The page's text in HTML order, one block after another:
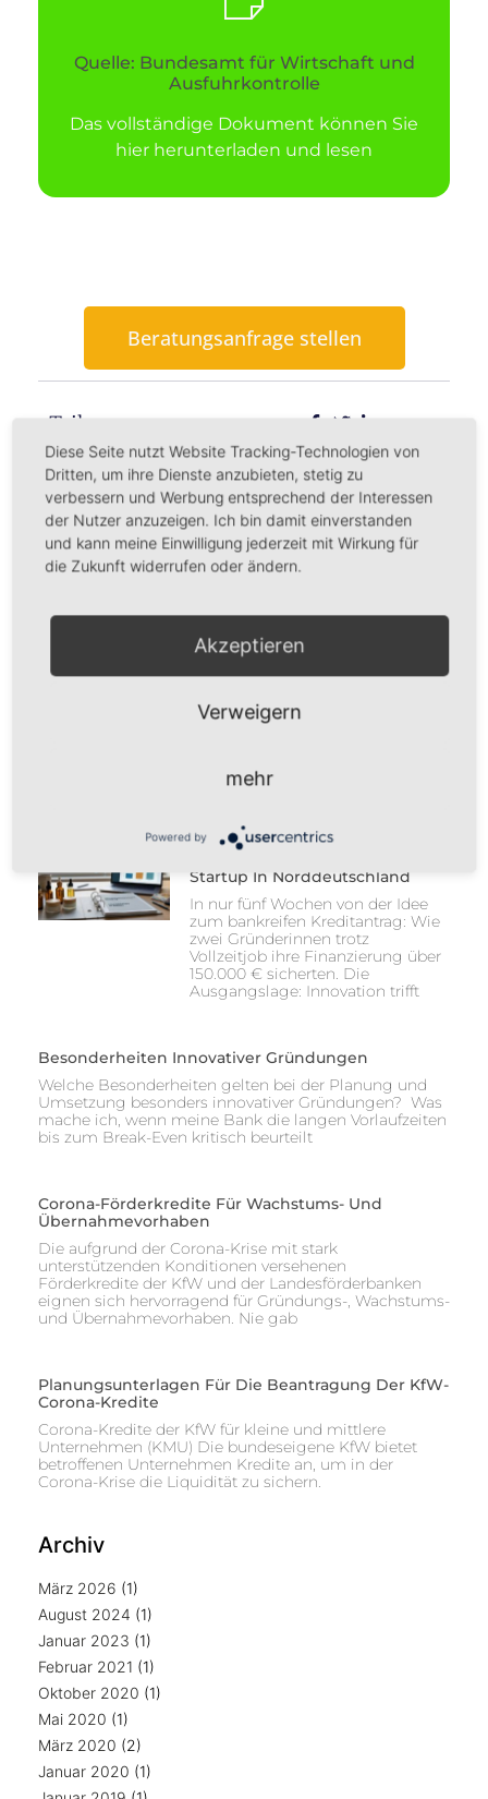
Quelle: Bundesamt für Wirtschaft und
Ausfuhrkontrolle
Das vollständige Dokument können Sie
hier herunterladen und lesen
Beratungsanfrage stellen
Teilen:
Alle Beiträge
Case Study: Maßgeschneiderte
Startup In Norddeutschland
In nur fünf Wochen von der Idee
zum bankreifen Kreditantrag: Wie
zwei Gründerinnen trotz
Vollzeitjob ihre Finanzierung über
150.000 € sicherten. Die
Ausgangslage: Innovation trifft
Besonderheiten Innovativer Gründungen
Welche Besonderheiten gelten bei der Planung und
Umsetzung besonders innovativer Gründungen? Was
mache ich, wenn meine Bank die langen Vorlaufzeiten
bis zum Break-Even kritisch beurteilt
Corona-Förderkredite Für Wachstums- Und
Übernahmevorhaben
Die aufgrund der Corona-Krise mit stark
unterstützenden Konditionen versehenen
Förderkredite der KfW und der Landesförderbanken
eignen sich hervorragend für Gründungs-, Wachstums-
und Übernahmevorhaben. Nie gab
Planungsunterlagen Für Die Beantragung Der KfW-
Corona-Kredite
Corona-Kredite der KfW für kleine und mittlere
Unternehmen (KMU) Die bundeseigene KfW bietet
betroffenen Unternehmen Kredite an, um in der
Corona-Krise die Liquidität zu sichern.
Archiv
März 2026 (1)
August 2024 (1)
Januar 2023 (1)
Februar 2021 (1)
Oktober 2020 (1)
Mai 2020 (1)
März 2020 (2)
Januar 2020 (1)
Diese Seite nutzt Website Tracking-Technologien von
Dritten, um ihre Dienste anzubieten, stetig zu
verbessern und Werbung entsprechend der Interessen
der Nutzer anzuzeigen. Ich bin damit einverstanden
und kann meine Einwilligung jederzeit mit Wirkung für
die Zukunft widerrufen oder ändern.
Akzeptieren
Verweigern
mehr
Powered by